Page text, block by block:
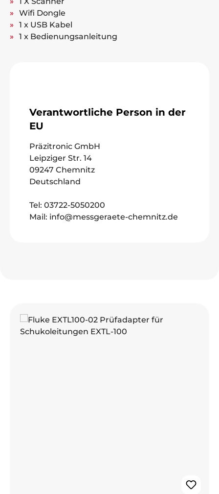
Wifi Dongle
1 x USB Kabel
1 x Bedienungsanleitung
Verantwortliche Person in der
EU
Präzitronic GmbH
Leipziger Str. 14
09247 Chemnitz
Deutschland
Tel: 03722-5050200
Mail: info@messgeraete-chemnitz.de